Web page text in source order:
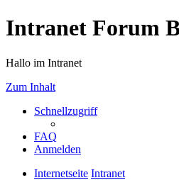
Intranet Forum
Hallo im Intranet
Zum Inhalt
Schnellzugriff
FAQ
Anmelden
Internetseite Intranet